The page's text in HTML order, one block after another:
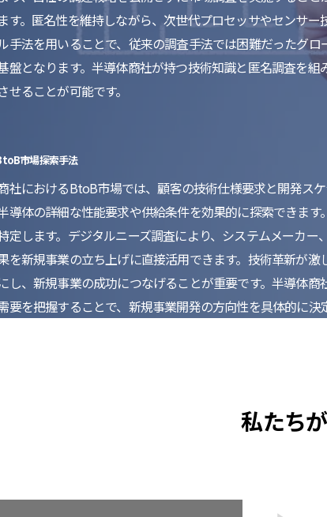
す。匿名性を維持しながら、次世代プロセッサやセンサ
手法を用いることで、従来の調査手法では困難だったグ
盤となります。半導体商社が持つ技術知識と匿名調査を
せることが可能です。
市場探索手法
社におけるBtoB市場では、顧客の技術仕様要求と開発ス
導体の詳細な性能要求や供給条件を効果的に探索できま
定します。デジタルニーズ調査により、システムメーカ
を新規事業の立ち上げに直接活用できます。技術革新が
し、新規事業の成功につなげることが重要です。半導体
要を把握することで、新規事業開発の方向性を具体的に決
私たち